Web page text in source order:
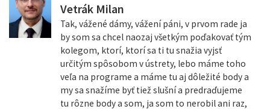
Vetrák Milan
Tak, vážené dámy, vážení páni, v prvom rade ja
by som sa chcel naozaj všetkým poďakovať tým
kolegom, ktorí, ktorí sa ti tu snažia vyjsť
určitým spôsobom v ústrety, lebo máme toho
veľa na programe a máme tu aj dôležité body a
my sa snažíme byť tiež slušní a predraďujeme
tu rôzne body a som, ja som to nerobil ani raz,